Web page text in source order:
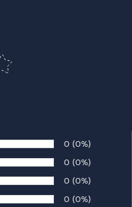
Number of rates:
0 Percentage of
(0%)
Number of rates:
0 Percentage of
(0%)
Number of rates:
0 Percentage of
(0%)
Number of rates:
0 Percentage of
(0%)